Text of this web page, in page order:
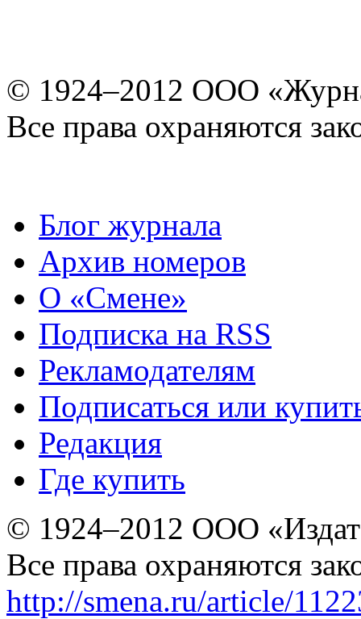
© 1924–2012 ООО
Все права охраняются
Блог журнала
Архив номеров
О «Смене»
Подписка на RSS
Рекламодателям
Подписаться или
Редакция
Где купить
© 1924–2012 ООО
Все права охраняются
http://smena.ru/article/